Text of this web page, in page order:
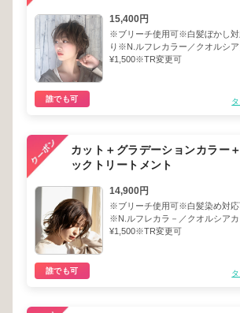
15,400円
※ブリーチ使用可※白髪ぼかし
り※N.ルフレカラー／クオルシ
¥1,500※TR変更可
誰でも可
カット＋グラデーションカラー
ックトリートメント
14,900円
※ブリーチ使用可※白髪染め対
※N.ルフレカラ－／クオルシア
¥1,500※TR変更可
誰でも可